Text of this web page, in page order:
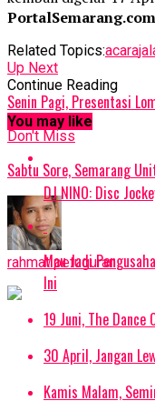
PortalSemarang.com
Related Topics:acara
Up Next
Senin Pagi, Presentasi
Don't Miss
Sabtu Sore, Semarang
rahmat petuguran
Continue Reading
You may like
DJ NINO: Disc
Mau Jadi
Ini
19 Juni, The Dance
30 April, Jangan
Kamis Malam,